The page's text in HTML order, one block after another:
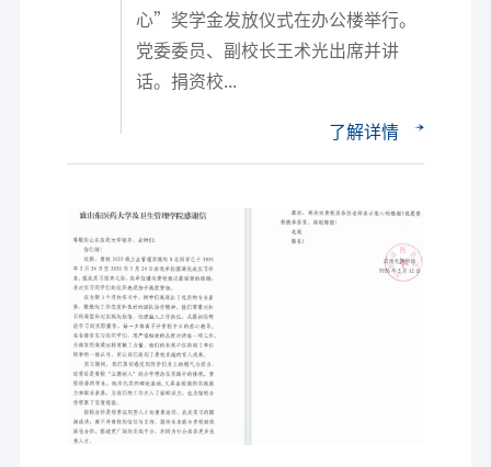
心”奖学金发放仪式在办公楼举行。
党委委员、副校长王术光出席并讲
话。捐资校...
了解详情